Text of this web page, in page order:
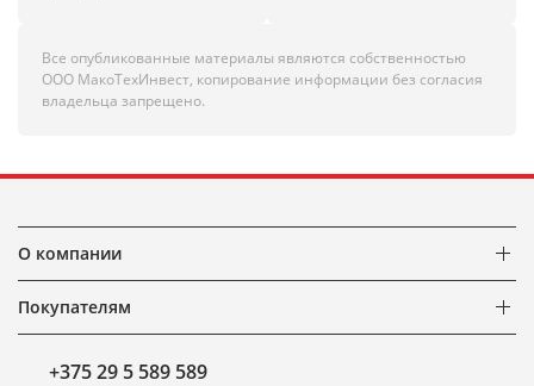
Все опубликованные материалы являются собственностью
ООО МакоТехИнвест, копирование информации без согласия
владельца запрещено.
О компании
Покупателям
+375 29 5 589 589